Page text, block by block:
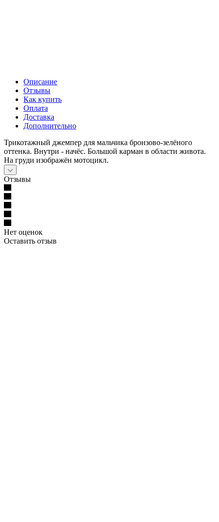
Описание
Отзывы
Как купить
Оплата
Доставка
Дополнительно
Трикотажный джемпер для мальчика бронзово-зелёного
оттенка. Внутри - начёс. Большой карман в области живота.
На груди изображён мотоцикл.
Отзывы
Нет оценок
Оставить отзыв